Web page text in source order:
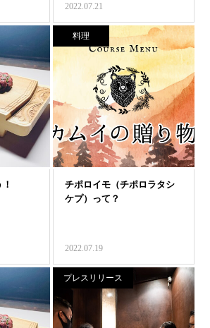
2022.07.21
料理
2022.07.19
プレスリリース